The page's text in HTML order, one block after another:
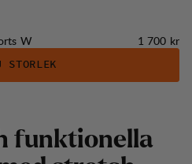
W Pris:
1 700 kr
STORLEK
funktionella